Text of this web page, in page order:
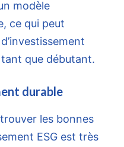
modèle
ce qui peut
que débutant.
durable
les bonnes
ESG est très